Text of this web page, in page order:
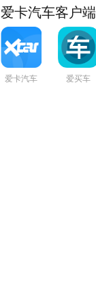
爱卡汽车客户端
爱卡汽车 爱买车